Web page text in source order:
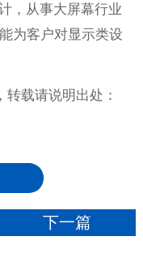
，从事大屏幕行业
为客户对显示类设
载请说明出处：
下一篇